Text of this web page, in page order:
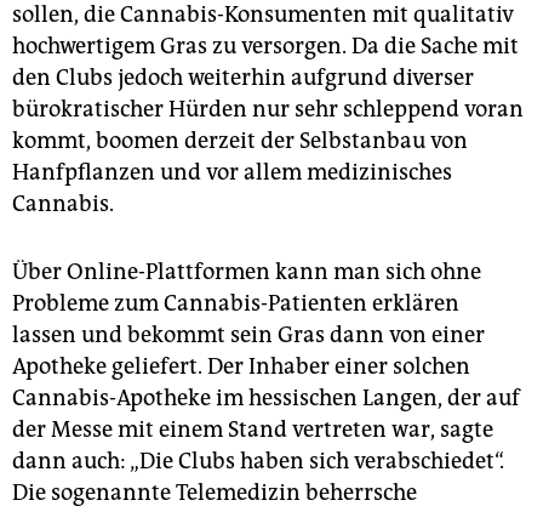
sollen, die Cannabis-Konsumenten mit qualitativ
hochwertigem Gras zu versorgen. Da die Sache mit
den Clubs jedoch weiterhin aufgrund diverser
bürokratischer Hürden nur sehr schleppend voran
kommt, boomen derzeit der Selbstanbau von
Hanfpflanzen und vor allem medizinisches
Cannabis.
Über Online-Plattformen kann man sich ohne
Probleme zum Cannabis-Patienten erklären
lassen und bekommt sein Gras dann von einer
Apotheke geliefert. Der Inhaber einer solchen
Cannabis-Apotheke im hessischen Langen, der auf
der Messe mit einem Stand vertreten war, sagte
dann auch: „Die Clubs haben sich verabschiedet“.
Die sogenannte Telemedizin beherrsche